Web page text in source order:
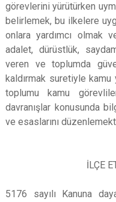
görevlerini yürütürken
belirlemek, bu ilkelere
onlara yardımcı olmak
adalet, dürüstlük,
veren ve toplumda
kaldırmak suretiyle kamu
toplumu kamu
davranışlar konusunda
ve esaslarını
İLÇE
5176 sayılı Kanuna